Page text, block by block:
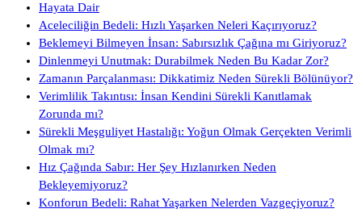
Hayata Dair
Aceleciliğin Bedeli: Hızlı Yaşarken Neleri Kaçırıyoruz?
Beklemeyi Bilmeyen İnsan: Sabırsızlık Çağına mı Giriyoruz?
Dinlenmeyi Unutmak: Durabilmek Neden Bu Kadar Zor?
Zamanın Parçalanması: Dikkatimiz Neden Sürekli Bölünüyor?
Verimlilik Takıntısı: İnsan Kendini Sürekli Kanıtlamak
Zorunda mı?
Sürekli Meşguliyet Hastalığı: Yoğun Olmak Gerçekten Verimli
Olmak mı?
Hız Çağında Sabır: Her Şey Hızlanırken Neden
Bekleyemiyoruz?
Konforun Bedeli: Rahat Yaşarken Nelerden Vazgeçiyoruz?